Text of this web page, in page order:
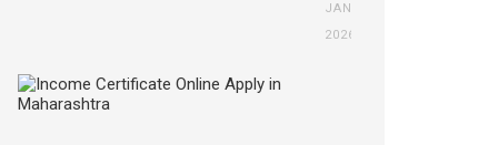
JAN
2026